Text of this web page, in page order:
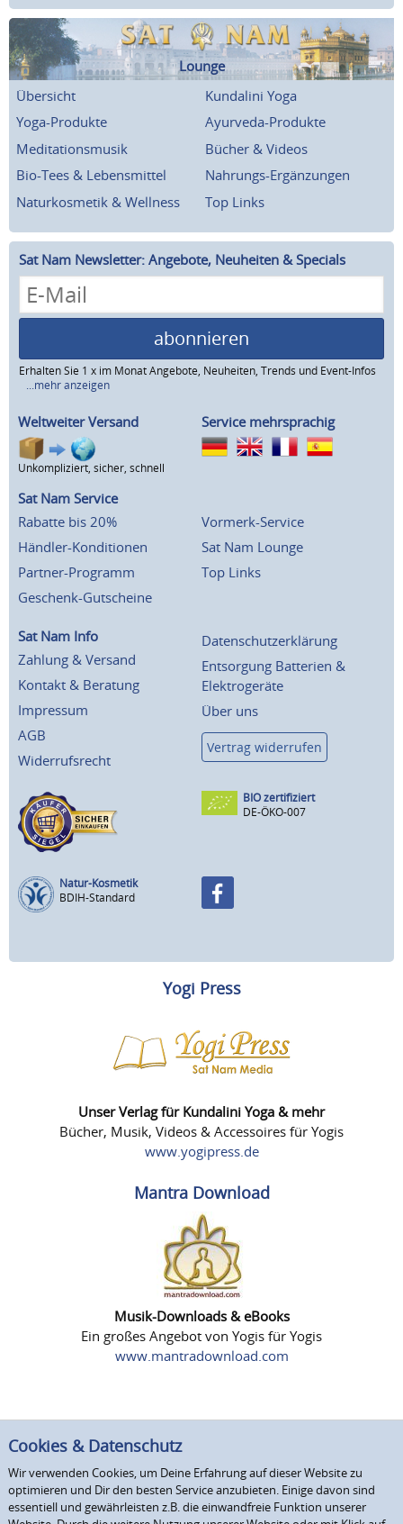
Lounge
Übersicht
Kundalini Yoga
Yoga-Produkte
Ayurveda-Produkte
Meditationsmusik
Bücher & Videos
Bio-Tees & Lebensmittel
Nahrungs-Ergänzungen
Naturkosmetik & Wellness
Top Links
Sat Nam Newsletter: Angebote, Neuheiten & Specials
abonnieren
Erhalten Sie 1 x im Monat Angebote, Neuheiten, Trends und Event-Infos
...mehr anzeigen
Weltweiter Versand
Unkompliziert, sicher, schnell
Service mehrsprachig
Sat Nam Service
Rabatte bis 20%
Händler-Konditionen
Partner-Programm
Geschenk-Gutscheine
Vormerk-Service
Sat Nam Lounge
Top Links
Sat Nam Info
Zahlung & Versand
Kontakt & Beratung
Impressum
AGB
Widerrufsrecht
Datenschutzerklärung
Entsorgung Batterien &
Elektrogeräte
Über uns
Vertrag widerrufen
BIO zertifiziert
DE-ÖKO-007
Natur-Kosmetik
BDIH-Standard
Yogi Press
Unser Verlag für Kundalini Yoga & mehr
Bücher, Musik, Videos & Accessoires für Yogis
www.yogipress.de
Mantra Download
Musik-Downloads & eBooks
Ein großes Angebot von Yogis für Yogis
www.mantradownload.com
Cookies & Datenschutz
Wir verwenden Cookies, um Deine Erfahrung auf dieser Website zu
optimieren und Dir den besten Service anzubieten. Einige davon sind
essentiell und gewährleisten z.B. die einwandfreie Funktion unserer